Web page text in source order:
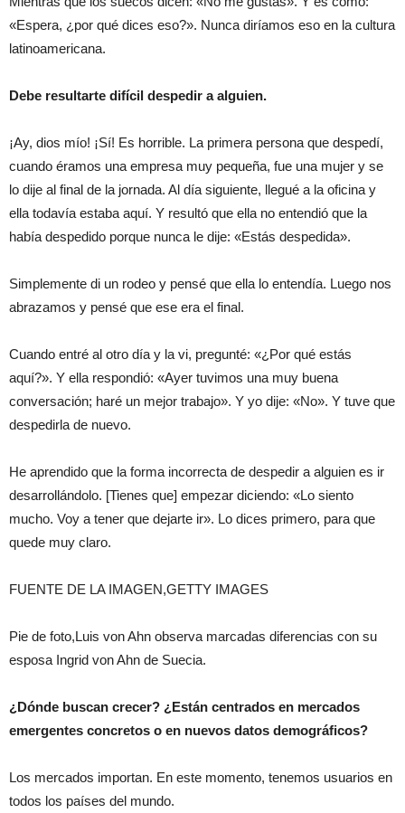
«Espera, ¿por qué dices eso?». Nunca diríamos eso en la cultura
latinoamericana.
Debe resultarte difícil despedir a alguien.
¡Ay, dios mío! ¡Sí! Es horrible. La primera persona que despedí,
cuando éramos una empresa muy pequeña, fue una mujer y se
lo dije al final de la jornada. Al día siguiente, llegué a la oficina y
ella todavía estaba aquí. Y resultó que ella no entendió que la
había despedido porque nunca le dije: «Estás despedida».
Simplemente di un rodeo y pensé que ella lo entendía. Luego nos
abrazamos y pensé que ese era el final.
Cuando entré al otro día y la vi, pregunté: «¿Por qué estás
aquí?». Y ella respondió: «Ayer tuvimos una muy buena
conversación; haré un mejor trabajo». Y yo dije: «No». Y tuve que
despedirla de nuevo.
He aprendido que la forma incorrecta de despedir a alguien es ir
desarrollándolo. [Tienes que] empezar diciendo: «Lo siento
mucho. Voy a tener que dejarte ir». Lo dices primero, para que
quede muy claro.
FUENTE DE LA IMAGEN,GETTY IMAGES
Pie de foto,Luis von Ahn observa marcadas diferencias con su
esposa Ingrid von Ahn de Suecia.
¿Dónde buscan crecer? ¿Están centrados en mercados
emergentes concretos o en nuevos datos demográficos?
Los mercados importan. En este momento, tenemos usuarios en
todos los países del mundo.